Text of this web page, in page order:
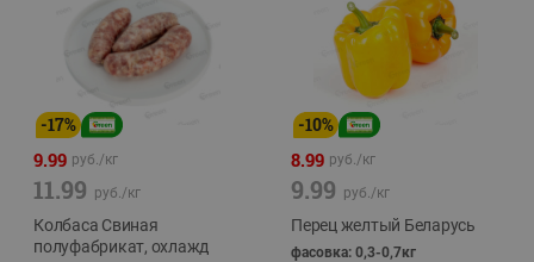
-17%
9.99 руб./кг
11.99 руб./кг
Колбаса Свиная
полуфабрикат, охлажд
-10%
8.99 руб./кг
9.99 руб./кг
Перец желтый Беларусь
фасовка: 0,3-0,7кг